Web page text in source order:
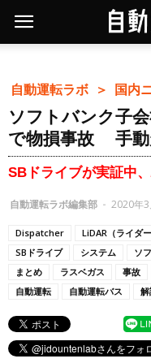
自動運転ラボ ＞ 国内
ソフトバンク子
で物損事故 手動
SBドライブが実証中
自動運転ラボ編集部 - 2020年
Dispatcher LiDAR（ライダー
SBドライブ
システム ソ
まとめ
ラスベガス 事故
自動運転
自動運転バス